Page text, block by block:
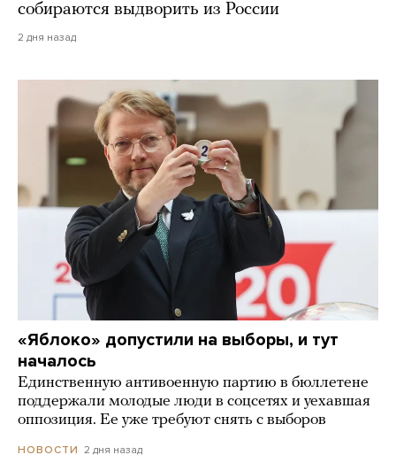
собираются выдворить из России
2 дня назад
«Яблоко» допустили на выборы, и тут
началось
Единственную антивоенную партию в бюллетене
поддержали молодые люди в соцсетях и уехавшая
оппозиция. Ее уже требуют снять с выборов
НОВОСТИ 2 дня назад